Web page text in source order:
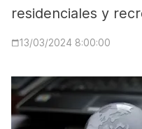
residenciales y
13/03/2024 8:00:00